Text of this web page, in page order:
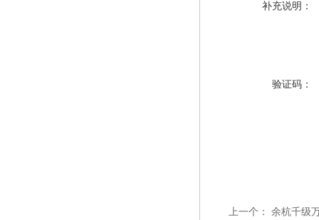
补充说明：
验证码：
上一个： 余杭千级